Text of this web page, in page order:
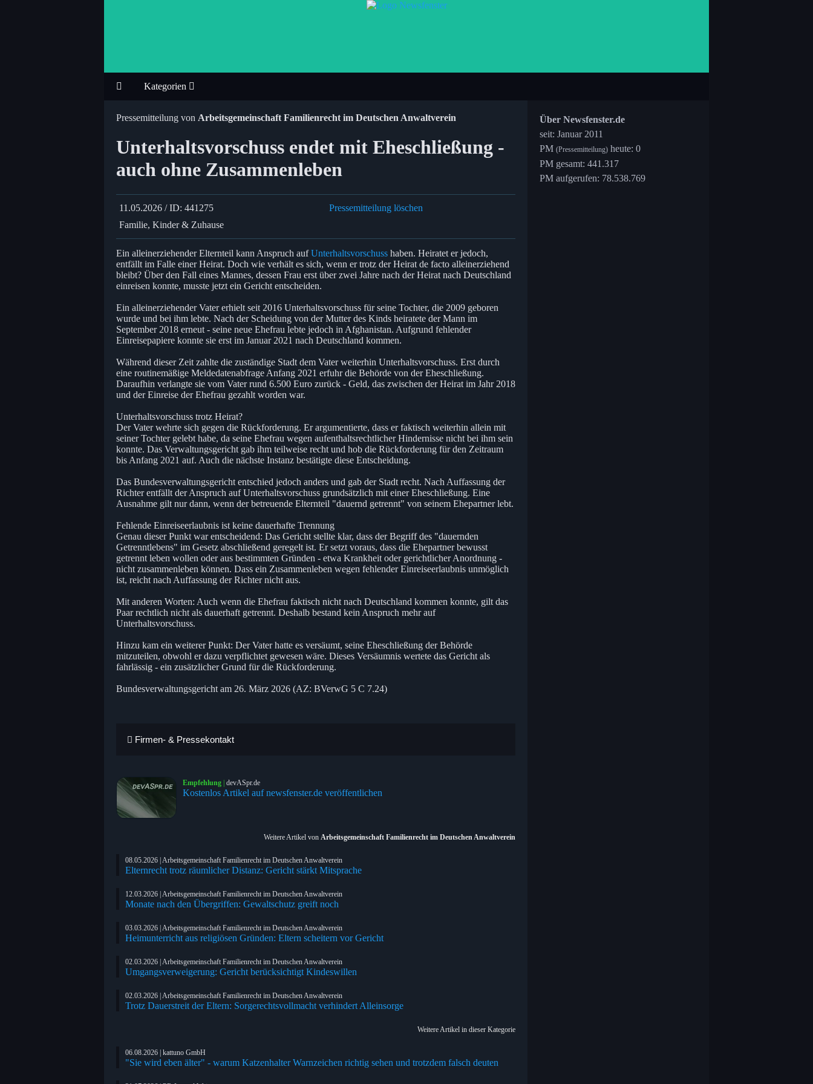
Kategorien
Pressemitteilung von Arbeitsgemeinschaft Familienrecht im Deutschen Anwaltverein
Unterhaltsvorschuss endet mit Eheschließung -
auch ohne Zusammenleben
11.05.2026 / ID: 441275
Pressemitteilung löschen
Familie, Kinder & Zuhause
Ein alleinerziehender Elternteil kann Anspruch aufUnterhaltsvorschuss haben. Heiratet er jedoch,
entfällt im Falle einer Heirat. Doch wie verhält es sich, wenn er trotz der Heirat de facto alleinerziehend
bleibt? Über den Fall eines Mannes, dessen Frau erst über zwei Jahre nach der Heirat nach Deutschland
einreisen konnte, musste jetzt ein Gericht entscheiden.
Ein alleinerziehender Vater erhielt seit 2016 Unterhaltsvorschuss für seine Tochter, die 2009 geboren
wurde und bei ihm lebte. Nach der Scheidung von der Mutter des Kinds heiratete der Mann im
September 2018 erneut - seine neue Ehefrau lebte jedoch in Afghanistan. Aufgrund fehlender
Einreisepapiere konnte sie erst im Januar 2021 nach Deutschland kommen.
Während dieser Zeit zahlte die zuständige Stadt dem Vater weiterhin Unterhaltsvorschuss. Erst durch
eine routinemäßige Meldedatenabfrage Anfang 2021 erfuhr die Behörde von der Eheschließung.
Daraufhin verlangte sie vom Vater rund 6.500 Euro zurück - Geld, das zwischen der Heirat im Jahr 2018
und der Einreise der Ehefrau gezahlt worden war.
Unterhaltsvorschuss trotz Heirat?
Der Vater wehrte sich gegen die Rückforderung. Er argumentierte, dass er faktisch weiterhin allein mit
seiner Tochter gelebt habe, da seine Ehefrau wegen aufenthaltsrechtlicher Hindernisse nicht bei ihm sein
konnte. Das Verwaltungsgericht gab ihm teilweise recht und hob die Rückforderung für den Zeitraum
bis Anfang 2021 auf. Auch die nächste Instanz bestätigte diese Entscheidung.
Das Bundesverwaltungsgericht entschied jedoch anders und gab der Stadt recht. Nach Auffassung der
Richter entfällt der Anspruch auf Unterhaltsvorschuss grundsätzlich mit einer Eheschließung. Eine
Ausnahme gilt nur dann, wenn der betreuende Elternteil "dauernd getrennt" von seinem Ehepartner lebt.
Fehlende Einreiseerlaubnis ist keine dauerhafte Trennung
Genau dieser Punkt war entscheidend: Das Gericht stellte klar, dass der Begriff des "dauernden
Getrenntlebens" im Gesetz abschließend geregelt ist. Er setzt voraus, dass die Ehepartner bewusst
getrennt leben wollen oder aus bestimmten Gründen - etwa Krankheit oder gerichtlicher Anordnung -
nicht zusammenleben können. Dass ein Zusammenleben wegen fehlender Einreiseerlaubnis unmöglich
ist, reicht nach Auffassung der Richter nicht aus.
Mit anderen Worten: Auch wenn die Ehefrau faktisch nicht nach Deutschland kommen konnte, gilt das
Paar rechtlich nicht als dauerhaft getrennt. Deshalb bestand kein Anspruch mehr auf
Unterhaltsvorschuss.
Hinzu kam ein weiterer Punkt: Der Vater hatte es versäumt, seine Eheschließung der Behörde
mitzuteilen, obwohl er dazu verpflichtet gewesen wäre. Dieses Versäumnis wertete das Gericht als
fahrlässig - ein zusätzlicher Grund für die Rückforderung.
Bundesverwaltungsgericht am 26. März 2026 (AZ: BVerwG 5 C 7.24)
Firmen- & Pressekontakt
Empfehlung | devASpr.de
Kostenlos Artikel auf newsfenster.de veröffentlichen
Weitere Artikel von Arbeitsgemeinschaft Familienrecht im Deutschen Anwaltverein
08.05.2026 | Arbeitsgemeinschaft Familienrecht im Deutschen Anwaltverein
Elternrecht trotz räumlicher Distanz: Gericht stärkt Mitsprache
12.03.2026 | Arbeitsgemeinschaft Familienrecht im Deutschen Anwaltverein
Monate nach den Übergriffen: Gewaltschutz greift noch
03.03.2026 | Arbeitsgemeinschaft Familienrecht im Deutschen Anwaltverein
Heimunterricht aus religiösen Gründen: Eltern scheitern vor Gericht
02.03.2026 | Arbeitsgemeinschaft Familienrecht im Deutschen Anwaltverein
Umgangsverweigerung: Gericht berücksichtigt Kindeswillen
02.03.2026 | Arbeitsgemeinschaft Familienrecht im Deutschen Anwaltverein
Trotz Dauerstreit der Eltern: Sorgerechtsvollmacht verhindert Alleinsorge
Weitere Artikel in dieser Kategorie
06.08.2026 | kattuno GmbH
"Sie wird eben älter" - warum Katzenhalter Warnzeichen richtig sehen und trotzdem falsch deuten
Über Newsfenster.de
seit: Januar 2011
PM (Pressemitteilung) heute: 0
PM gesamt: 441.317
PM aufgerufen: 78.538.769